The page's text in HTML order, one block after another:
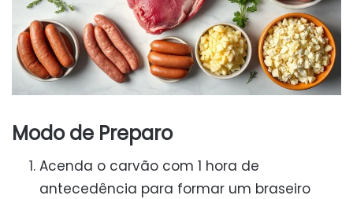
Modo de Preparo
Acenda o carvão com 1 hora de
antecedência para formar um braseiro